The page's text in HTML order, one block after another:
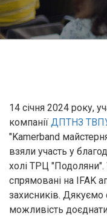
14 січня 2024 року,
компанії ДПТНЗ ТВПУ
"Kamerband
взяли участь у
холі ТРЦ "Подоляни".
спрямовані на IFAK
захисників. Дякуємо
можливість